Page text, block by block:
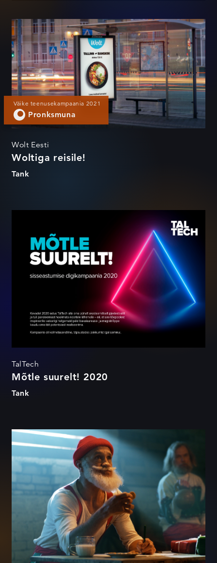
Woltiga reisile!
Väike teenusekampaania 2021
Pronksmuna
Wolt Eesti
Woltiga reisile!
Tank
Mõtle suurelt! 2020
TalTech
Mõtle suurelt! 2020
Tank
Jõuluks kingivormi